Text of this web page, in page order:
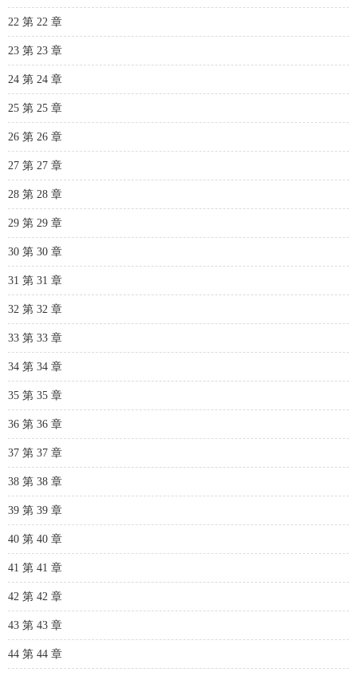
22 第 22 章
23 第 23 章
24 第 24 章
25 第 25 章
26 第 26 章
27 第 27 章
28 第 28 章
29 第 29 章
30 第 30 章
31 第 31 章
32 第 32 章
33 第 33 章
34 第 34 章
35 第 35 章
36 第 36 章
37 第 37 章
38 第 38 章
39 第 39 章
40 第 40 章
41 第 41 章
42 第 42 章
43 第 43 章
44 第 44 章